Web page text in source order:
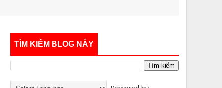
TÌM KIẾM BLOG NÀY